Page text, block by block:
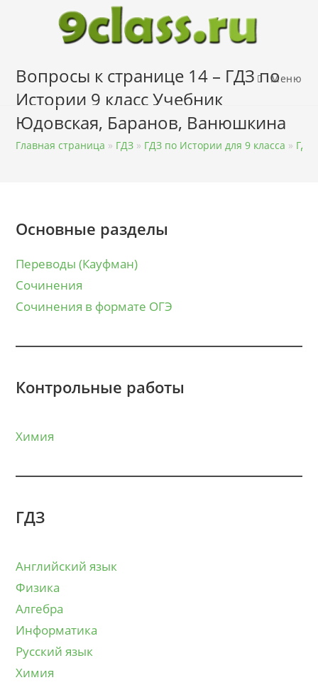
содержимому
Меню
Вопросы к странице 14 – ГДЗ по
Истории 9 класс Учебник
Юдовская, Баранов, Ванюшкина
Главная страница » ГДЗ » ГДЗ по Истории для 9 класса » ГДЗ
Основные разделы
Переводы (Кауфман)
Сочинения
Сочинения в формате ОГЭ
Контрольные работы
Химия
ГДЗ
Английский язык
Физика
Алгебра
Информатика
Русский язык
Химия